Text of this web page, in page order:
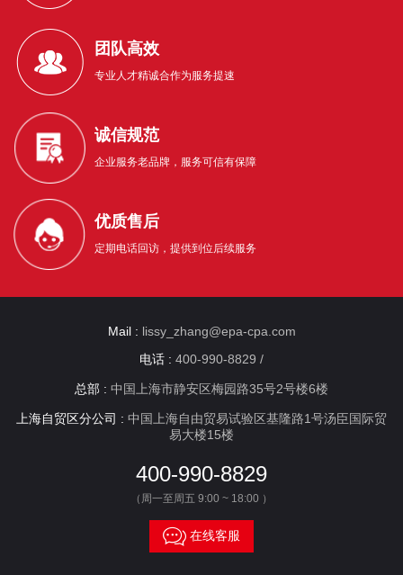
团队高效
专业人才精诚合作为服务提速
诚信规范
企业服务老品牌，服务可信有保障
优质售后
定期电话回访，提供到位后续服务
Mail : lissy_zhang@epa-cpa.com
电话 : 400-990-8829 /
总部 : 中国上海市静安区梅园路35号2号楼6楼
上海自贸区分公司 : 中国上海自由贸易试验区基隆路1号汤臣国际贸
易大楼15楼
400-990-8829
（周一至周五 9:00 ~ 18:00 ）
 在线客服